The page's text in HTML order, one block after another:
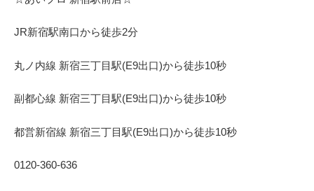
JR新宿駅南口から徒歩2分
丸ノ内線 新宿三丁目駅(E9出口)から徒歩10秒
副都心線 新宿三丁目駅(E9出口)から徒歩10秒
都営新宿線 新宿三丁目駅(E9出口)から徒歩10秒
0120-360-636